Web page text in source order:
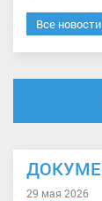
Все новости
29 мая 2026